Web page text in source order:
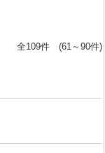
全109件 (61～90件)